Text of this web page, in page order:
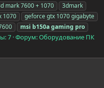
mark 7600 + 1070
3dmark
1070
geforce gtx 1070 gigabyte
msi b150agaming pro
7 Форум:Оборудование ПК